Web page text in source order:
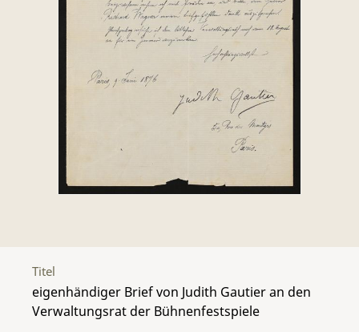
Titel
eigenhändiger Brief von Judith Gautier an den
Verwaltungsrat der Bühnenfestspiele